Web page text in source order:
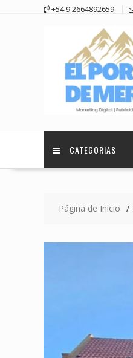
+54 9 2664892659
CATEGORIAS
Página de Inicio